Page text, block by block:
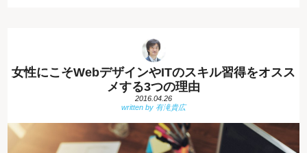
女性にこそWebデザインやITのスキル習得をオスス
メする3つの理由
2016.04.26